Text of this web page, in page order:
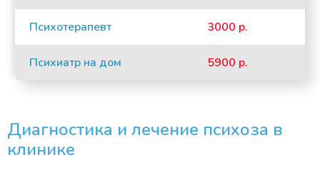
Психотерапевт 3000 р.
Психиатр на дом 5900 р.
Диагностика и лечение психоза в
клинике